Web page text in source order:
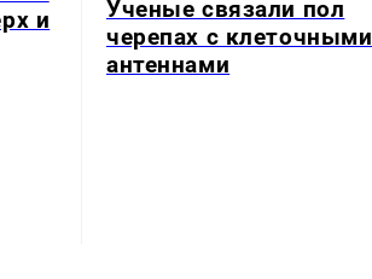
и
Ученые связали пол
черепах с клеточными
антеннами